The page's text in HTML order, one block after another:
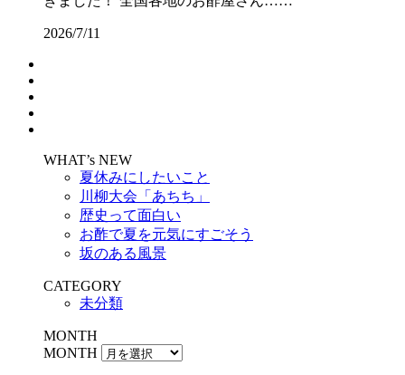
2026/7/11
WHAT’s NEW
夏休みにしたいこと
川柳大会「あちち」
歴史って面白い
お酢で夏を元気にすごそう
坂のある風景
CATEGORY
未分類
MONTH
MONTH